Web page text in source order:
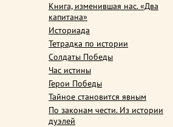
Книга, изменившая нас. «Два
капитана»
Историада
Тетрадка по истории
Солдаты Победы
Час истины
Герои Победы
Тайное становится явным
По законам чести. Из истории
дуэлей